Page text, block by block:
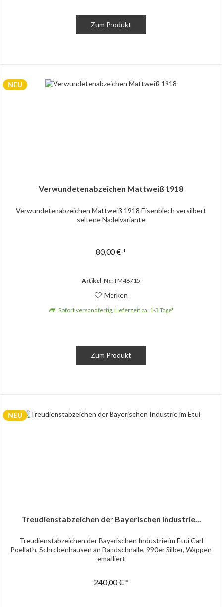
Zum Produkt
NEU
Verwundetenabzeichen Mattweiß 1918
Verwundetenabzeichen Mattweiß 1918 Eisenblech versilbert
seltene Nadelvariante
80,00 € *
Artikel-Nr.:TM48715
Merken
Sofort versandfertig, Lieferzeit ca. 1-3 Tage*
Zum Produkt
NEU
Treudienstabzeichen der Bayerischen Industrie...
Treudienstabzeichen der Bayerischen Industrie im Etui Carl
Poellath, Schrobenhausen an Bandschnalle, 990er Silber, Wappen
emailliert
240,00 € *